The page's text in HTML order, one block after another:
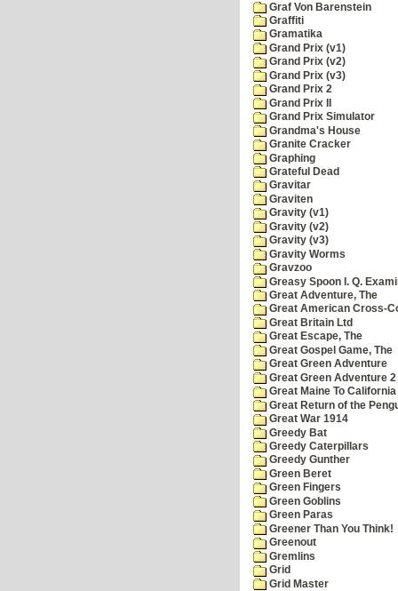
Graf Von Barenstein
Graffiti
Gramatika
Grand Prix (v1)
Grand Prix (v2)
Grand Prix (v3)
Grand Prix 2
Grand Prix II
Grand Prix Simulator
Grandma's House
Granite Cracker
Graphing
Grateful Dead
Gravitar
Graviten
Gravity (v1)
Gravity (v2)
Gravity (v3)
Gravity Worms
Gravzoo
Greasy Spoon I. Q.
Great Adventure, The
Great American Cross-
Great Britain Ltd
Great Escape, The
Great Gospel Game, The
Great Green Adventure
Great Green Adventure
Great Maine To
Great Return of the
Great War 1914
Greedy Bat
Greedy Caterpillars
Greedy Gunther
Green Beret
Green Fingers
Green Goblins
Green Paras
Greener Than You Think!
Greenout
Gremlins
Grid
Grid Master